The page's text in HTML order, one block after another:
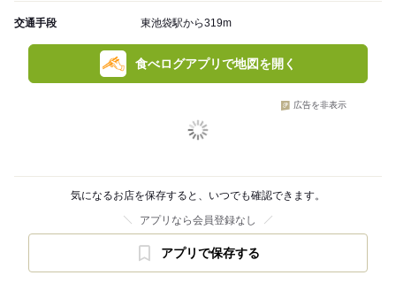
交通手段 東池袋駅から319m
食べログアプリで地図を開く
広告を非表示
気になるお店を保存すると、いつでも確認できます。
アプリなら会員登録なし
アプリで保存する